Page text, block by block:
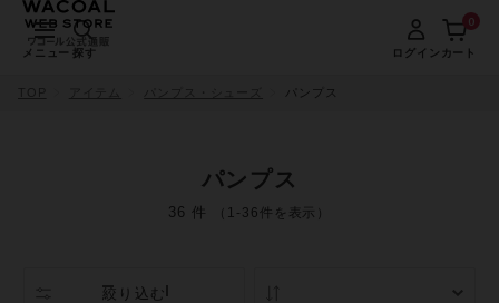
メニュー 探す ログイン カート
0
パンプス
パンプス
36 件 （1-36件を表示）
絞り込む